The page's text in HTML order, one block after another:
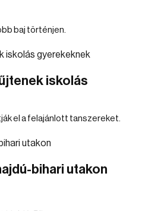
baj történjen.
iskolás
el a felajánlott tanszereket.
bihari utakon